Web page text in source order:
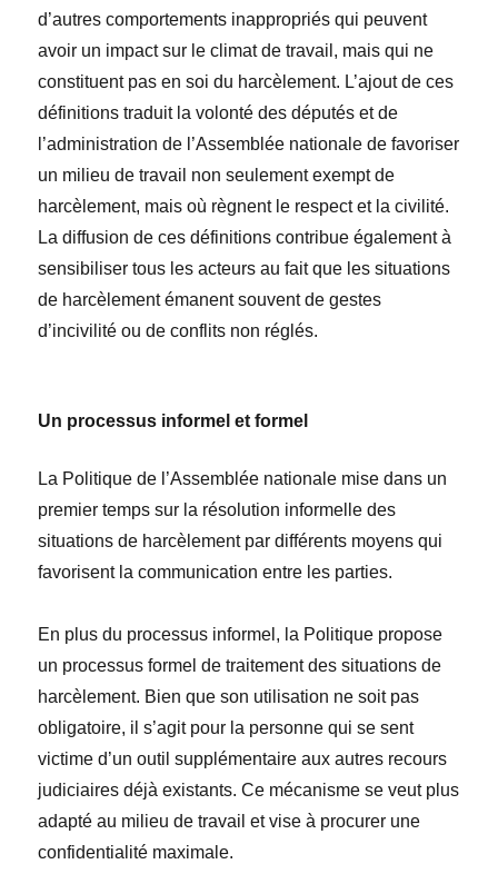
d’autres comportements inappropriés qui peuvent
avoir un impact sur le climat de travail, mais qui ne
constituent pas en soi du harcèlement. L’ajout de ces
définitions traduit la volonté des députés et de
l’administration de l’Assemblée nationale de favoriser
un milieu de travail non seulement exempt de
harcèlement, mais où règnent le respect et la civilité.
La diffusion de ces définitions contribue également à
sensibiliser tous les acteurs au fait que les situations
de harcèlement émanent souvent de gestes
d’incivilité ou de conflits non réglés.
Un processus informel et formel
La Politique de l’Assemblée nationale mise dans un
premier temps sur la résolution informelle des
situations de harcèlement par différents moyens qui
favorisent la communication entre les parties.
En plus du processus informel, la Politique propose
un processus formel de traitement des situations de
harcèlement. Bien que son utilisation ne soit pas
obligatoire, il s’agit pour la personne qui se sent
victime d’un outil supplémentaire aux autres recours
judiciaires déjà existants. Ce mécanisme se veut plus
adapté au milieu de travail et vise à procurer une
confidentialité maximale.